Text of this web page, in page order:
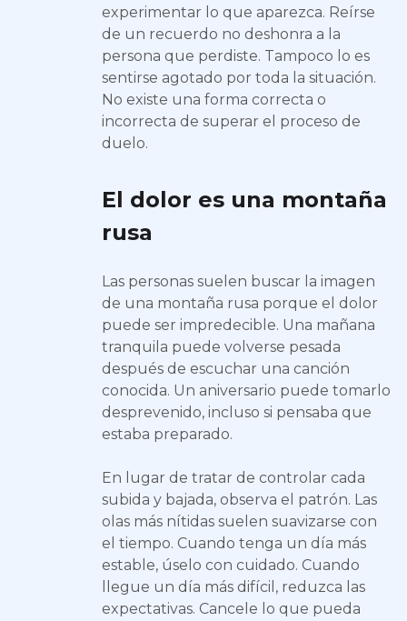
experimentar lo que aparezca. Reírse
de un recuerdo no deshonra a la
persona que perdiste. Tampoco lo es
sentirse agotado por toda la situación.
No existe una forma correcta o
incorrecta de superar el proceso de
duelo.
El dolor es una montaña
rusa
Las personas suelen buscar la imagen
de una montaña rusa porque el dolor
puede ser impredecible. Una mañana
tranquila puede volverse pesada
después de escuchar una canción
conocida. Un aniversario puede tomarlo
desprevenido, incluso si pensaba que
estaba preparado.
En lugar de tratar de controlar cada
subida y bajada, observa el patrón. Las
olas más nítidas suelen suavizarse con
el tiempo. Cuando tenga un día más
estable, úselo con cuidado. Cuando
llegue un día más difícil, reduzca las
expectativas. Cancele lo que pueda